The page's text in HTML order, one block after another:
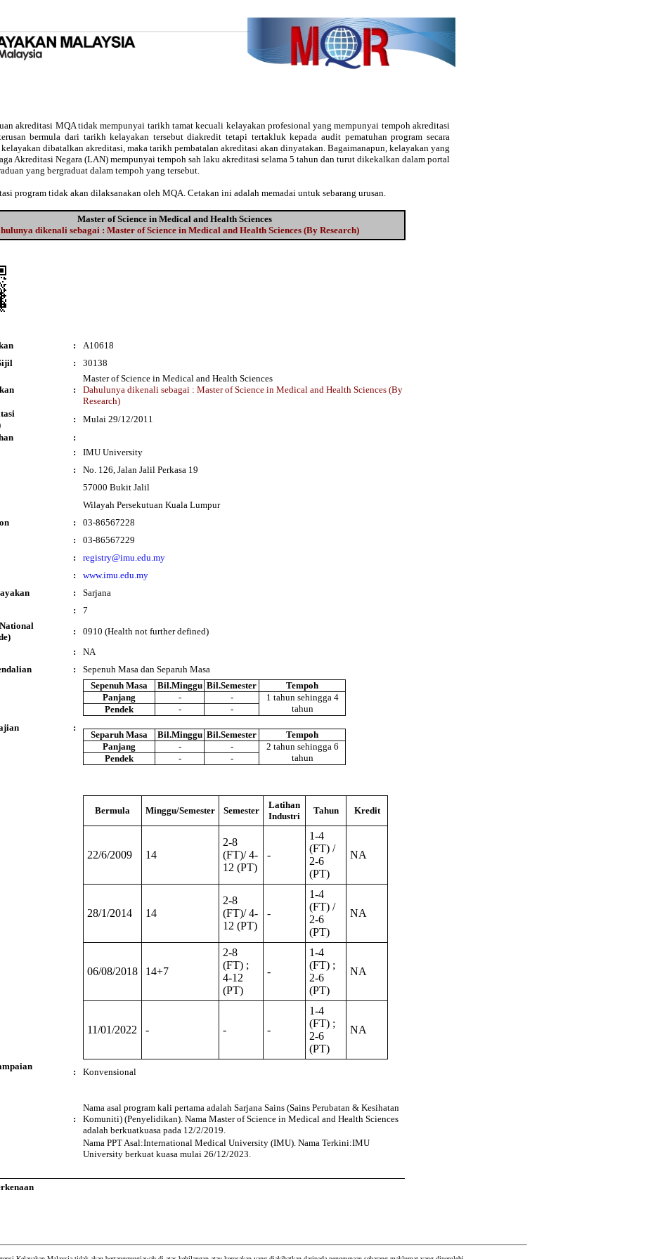
akreditasi MQA tidak mempunyai tarikh tamat kecuali kelayakan profesional yang mempunyai tempoh akreditasi
bermula dari tarikh kelayakan tersebut diakredit tetapi tertakluk kepada audit pematuhan program secara
kelayakan dibatalkan akreditasi, maka tarikh pembatalan akreditasi akan dinyatakan. Bagaimanapun, kelayakan yang
Akreditasi Negara (LAN) mempunyai tempoh sah laku akreditasi selama 5 tahun dan turut dikekalkan dalam portal
yang bergraduat dalam tempoh yang tersebut.
program tidak akan dilaksanakan oleh MQA. Cetakan ini adalah memadai untuk sebarang urusan.
Master of Science in Medical and Health Sciences
dikenali sebagai : Master of Science in Medical and Health Sciences (By Research)
:
A10618
: 30138
:
Master of Science in Medical and Health Sciences
Dahulunya dikenali sebagai : Master of Science in Medical and Health Sciences (By
Research)
:
Mulai 29/12/2011
:
:
IMU University
:
No. 126, Jalan Jalil Perkasa 19
57000 Bukit Jalil
Wilayah Persekutuan Kuala Lumpur
:
03-86567228
:
03-86567229
:
registry@imu.edu.my
:
www.imu.edu.my
:
Sarjana
:
7
:
0910 (Health not further defined)
:
NA
: Sepenuh Masa dan Separuh Masa
:
Sepenuh Masa Bil.Minggu Bil.Semester
Tempoh
Panjang
- -
1 tahun sehingga 4
tahun
Pendek - -
Separuh Masa Bil.Minggu Bil.Semester
Tempoh
Panjang
- -
2 tahun sehingga 6
tahun
Pendek - -
Bermula Minggu/Semester Semester
Latihan
Industri
Tahun Kredit
22/6/2009 14
2-8
(FT)/ 4-
12 (PT)
-
1-4
(FT) /
2-6
(PT)
NA
28/1/2014 14
2-8
(FT)/ 4-
12 (PT)
-
1-4
(FT) /
2-6
(PT)
NA
06/08/2018 14+7
2-8
(FT) ;
4-12
(PT)
-
1-4
(FT) ;
2-6
(PT)
NA
11/01/2022 - - -
1-4
(FT) ;
2-6
(PT)
NA
: Konvensional
:
Nama asal program kali pertama adalah Sarjana Sains (Sains Perubatan & Kesihatan
Komuniti) (Penyelidikan). Nama Master of Science in Medical and Health Sciences
adalah berkuatkuasa pada 12/2/2019.
Nama PPT Asal:International Medical University (IMU). Nama Terkini:IMU
University berkuat kuasa mulai 26/12/2023.